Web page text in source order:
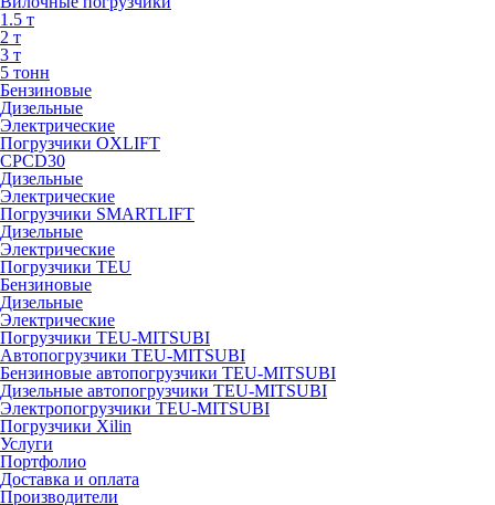
1.5 т
2 т
3 т
5 тонн
Бензиновые
Дизельные
Электрические
Погрузчики OXLIFT
CPCD30
Дизельные
Электрические
Погрузчики SMARTLIFT
Дизельные
Электрические
Погрузчики TEU
Бензиновые
Дизельные
Электрические
Погрузчики TEU-MITSUBI
Автопогрузчики TEU-MITSUBI
Бензиновые автопогрузчики TEU-MITSUBI
Дизельные автопогрузчики TEU-MITSUBI
Электропогрузчики TEU-MITSUBI
Погрузчики Xilin
Услуги
Портфолио
Доставка и оплата
Производители